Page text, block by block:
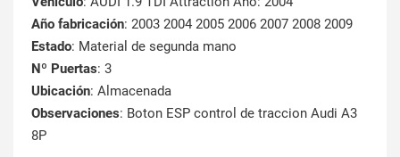
Año fabricación: 2003 2004 2005 2006 2007 2008 2009
Estado: Material de segunda mano
Nº Puertas: 3
Ubicación: Almacenada
Observaciones: Boton ESP control de traccion Audi A3
8P